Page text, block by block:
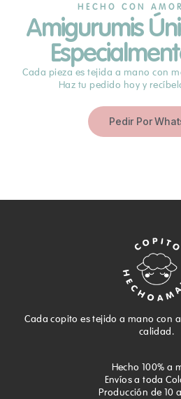
HECHO CON
Amigurumis
Cada pieza es tejida a mano con
Haz tu pedido hoy y
Pedir Por
Cada copito es tejido a mano con
calidad.
Hecho 100% a
Envíos a toda
Producción de 10